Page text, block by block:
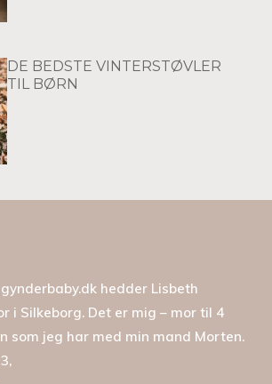
DE BEDSTE VINTERSTØVLER
TIL BØRN
hedder Lisbeth
i Silkeborg. Det er mig – mor til 4
som jeg har med min mand Morten.